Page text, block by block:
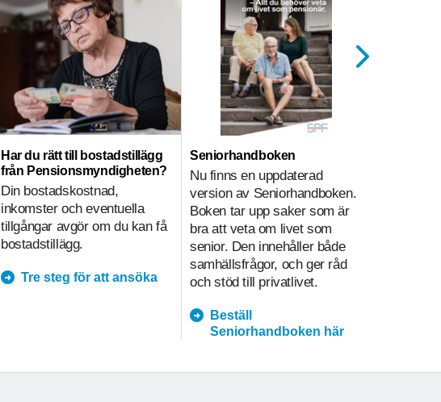
Har du rätt till bostadstillägg
från Pensionsmyndigheten?
Din bostadskostnad,
inkomster och eventuella
tillgångar avgör om du kan få
bostadstillägg.
Tre steg för att ansöka
Seniorhandboken
Nu finns en uppdaterad
version av Seniorhandboken.
Boken tar upp saker som är
bra att veta om livet som
senior. Den innehåller både
samhällsfrågor, och ger råd
och stöd till privatlivet.
Beställ
Seniorhandboken här